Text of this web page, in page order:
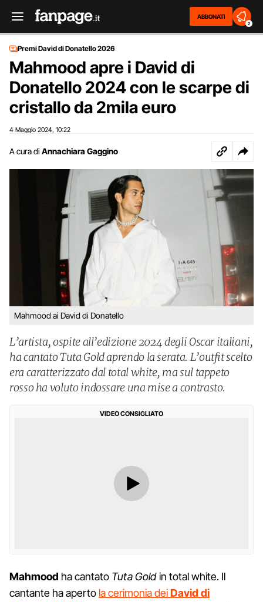
ABBONATI
2
Premi David di Donatello 2026
Mahmood apre i David di
Donatello 2024 con le scarpe di
cristallo da 2mila euro
4 Maggio 2024 10:22
A cura di Annachiara Gaggino
Mahmood ai David di Donatello
L’artista, ospite all’edizione 2024 degli Oscar italiani,
ha cantato Tuta Gold aprendo la serata. L’outfit scelto
era caratterizzato dal total white, ma sul tappeto
rosso ha voluto indossare una mise a contrasto.
VIDEO CONSIGLIATO
Mahmood ha cantato Tuta Goldin total white. Il
cantante ha aperto la cerimonia deiDavid di